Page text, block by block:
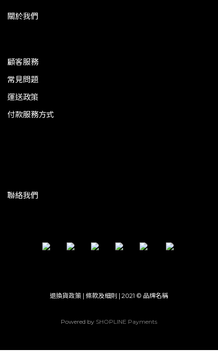
關於我們
顧客服務
常見問題
運送政策
付款服務方式
聯絡我們
退換貨政策 | 條款及細則 | 2021 © 品牌名稱
Powered by SHOPLINE Payments